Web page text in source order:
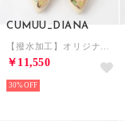
CUMUU_DIANA
【撥水加工】オリジナルハートモチーフニットシューズ （アイボリー生地）
￥11,550
30%